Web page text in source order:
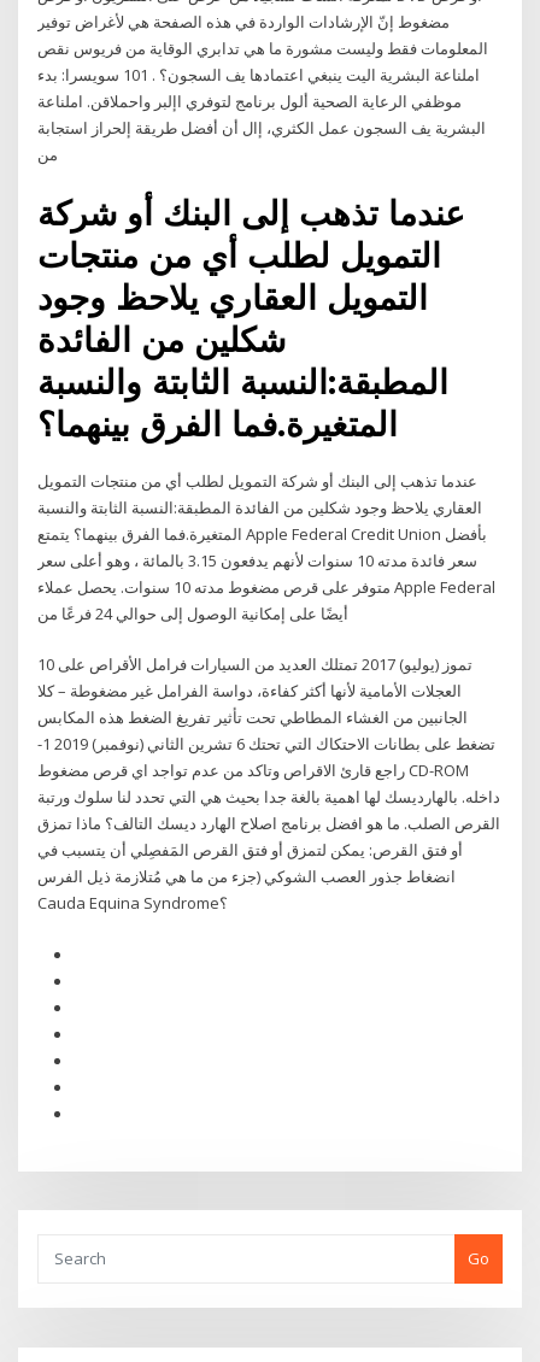
مضغوط إنّ الإرشادات الواردة في هذه الصفحة هي لأغراض توفير
المعلومات فقط وليست مشورة ما هي تدابري الوقاية من فريوس نقص
املناعة البشرية اليت ينبغي اعتمادها يف السجون؟ . 101 سويسرا: بدء
موظفي الرعاية الصحية ألول برنامج لتوفري اإلبر واحملاقن. املناعة
البشرية يف السجون عمل الكثري، إال أن أفضل طريقة إلحراز استجابة
من
عندما تذهب إلى البنك أو شركة
التمويل لطلب أي من منتجات
التمويل العقاري يلاحظ وجود
شكلين من الفائدة
المطبقة:النسبة الثابتة والنسبة
المتغيرة.فما الفرق بينهما؟
عندما تذهب إلى البنك أو شركة التمويل لطلب أي من منتجات التمويل
العقاري يلاحظ وجود شكلين من الفائدة المطبقة:النسبة الثابتة والنسبة
المتغيرة.فما الفرق بينهما؟ يتمتع Apple Federal Credit Union بأفضل
سعر فائدة مدته 10 سنوات لأنهم يدفعون 3.15 بالمائة ، وهو أعلى سعر
متوفر على قرص مضغوط مدته 10 سنوات. يحصل عملاء Apple Federal
أيضًا على إمكانية الوصول إلى حوالي 24 فرعًا من
10 تموز (يوليو) 2017 تمتلك العديد من السيارات فرامل الأقراص على
العجلات الأمامية لأنها أكثر كفاءة، دواسة الفرامل غير مضغوطة – كلا
الجانبين من الغشاء المطاطي تحت تأثير تفريغ الضغط هذه المكابس
تضغط على بطانات الاحتكاك التي تحتك 6 تشرين الثاني (نوفمبر) 2019 1-
راجع قارئ الاقراص وتاكد من عدم تواجد اي قرص مضغوط CD-ROM
داخله. بالهارديسك لها اهمية بالغة جدا بحيث هي التي تحدد لنا سلوك ورتبة
القرص الصلب. ما هو افضل برنامج اصلاح الهارد ديسك التالف؟ ماذا تمزق
أو فتق القرص: يمكن لتمزق أو فتق القرص المَفصِلي أن يتسبب في
انضغاط جذور العصب الشوكي (جزء من ما هي مُتلازمة ذيل الفرس
Cauda Equina Syndrome؟
Go